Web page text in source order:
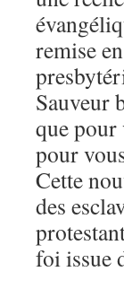
remise
Sauveur
que
pour
Cette
des
foi issue